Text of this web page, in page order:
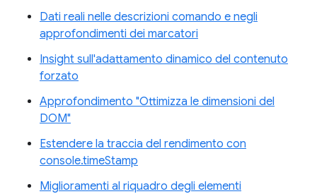
Dati reali nelle descrizioni comando e negli
approfondimenti dei marcatori
Insight sull'adattamento dinamico del contenuto
forzato
Approfondimento "Ottimizza le dimensioni del
DOM"
Estendere la traccia del rendimento con
console.timeStamp
Miglioramenti al riquadro degli elementi